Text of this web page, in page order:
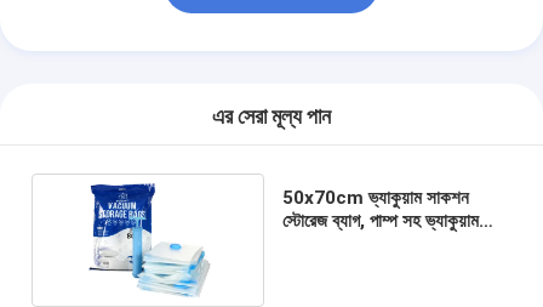
এর সেরা মূল্য পান
50x70cm ভ্যাকুয়াম সাকশন
স্টোরেজ ব্যাগ, পাম্প সহ ভ্যাকুয়াম